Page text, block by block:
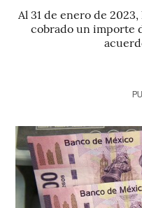
Al 31 de enero de
cobrado un importe